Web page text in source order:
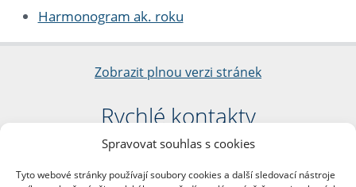
Spravovat souhlas s cookies
Tyto webové stránky používají soubory cookies a další sledovací nástroje
Harmonogram ak. roku
Zobrazit plnou verzi stránek
Rychlé kontakty
Filozofická fakulta
nám. Jana Palacha 1/2